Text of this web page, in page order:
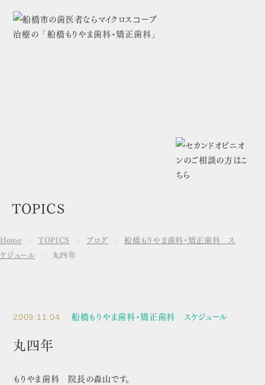
TOPICS
Home TOPICS ブログ
船橋もりやま歯科・矯正歯科 ス
ケジュール
丸四年
2009.11.04 船橋もりやま歯科・矯正歯科 スケジュール
丸四年
もりやま歯科 院長の森山です。